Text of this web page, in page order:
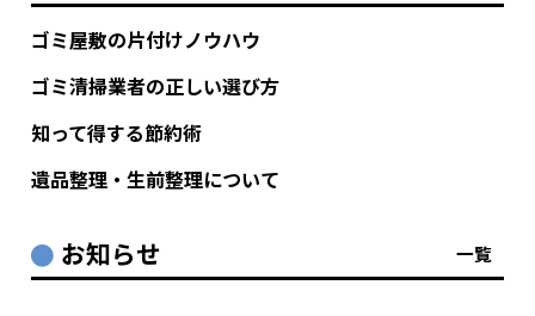
ゴミ屋敷の片付けノウハウ
ゴミ清掃業者の正しい選び方
知って得する節約術
遺品整理・生前整理について
お知らせ 一覧